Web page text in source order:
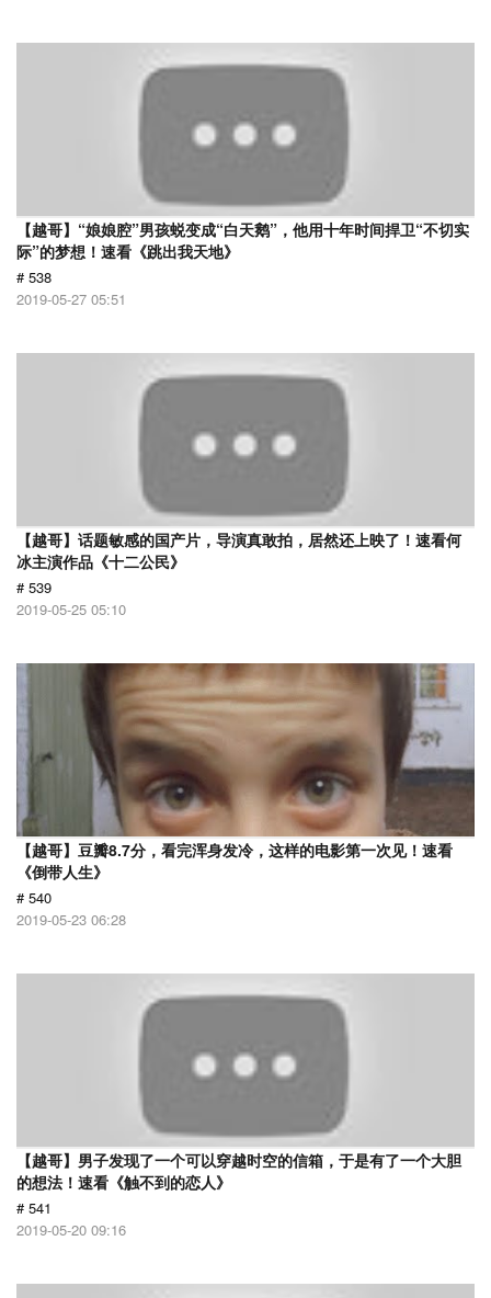
【越哥】“娘娘腔”男孩蜕变成“白天鹅”，他用十年时间捍卫“不切实
际”的梦想！速看《跳出我天地》
# 538
2019-05-27 05:51
【越哥】话题敏感的国产片，导演真敢拍，居然还上映了！速看何
冰主演作品《十二公民》
# 539
2019-05-25 05:10
【越哥】豆瓣8.7分，看完浑身发冷，这样的电影第一次见！速看
《倒带人生》
# 540
2019-05-23 06:28
【越哥】男子发现了一个可以穿越时空的信箱，于是有了一个大胆
的想法！速看《触不到的恋人》
# 541
2019-05-20 09:16